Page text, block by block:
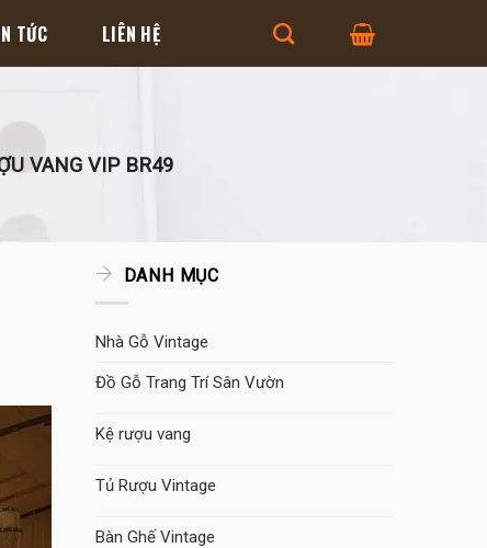
TỨC LIÊN HỆ
VANG VIP BR49
DANH MỤC
Nhà Gỗ Vintage
Đồ Gỗ Trang Trí Sân Vườn
Kệ rượu vang
Tủ Rượu Vintage
Bàn Ghế Vintage